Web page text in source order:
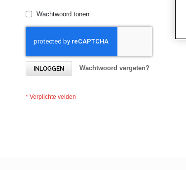
Wachtwoord tonen
INLOGGEN Wachtwoord vergeten?